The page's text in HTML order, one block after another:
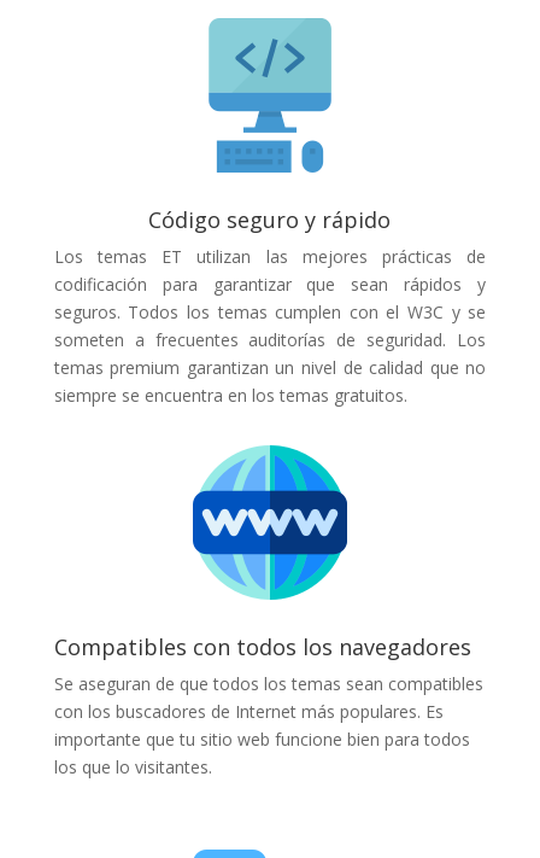
Código seguro y rápido
Los temas ET utilizan las mejores prácticas de
codificación para garantizar que sean rápidos y
seguros. Todos los temas cumplen con el W3C y se
someten a frecuentes auditorías de seguridad. Los
temas premium garantizan un nivel de calidad que no
siempre se encuentra en los temas gratuitos.
Compatibles con todos los navegadores
Se aseguran de que todos los temas sean compatibles
con los buscadores de Internet más populares. Es
importante que tu sitio web funcione bien para todos
los que lo visitantes.